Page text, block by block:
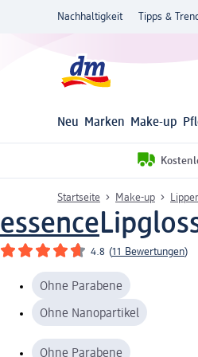
Nachhaltigkeit Tipps &
Neu Marken Make-up
Startseite Make-up
essence
4.8 (11 Bewertungen)
Ohne Parabene
Ohne Nanopartikel
Ohne Parabene